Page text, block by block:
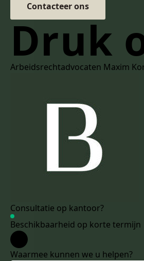
Contacteer ons
Druk
Arbeidsrechtadvocaten Maxim
Consultatie op kantoor?
Beschikbaarheid op korte termijn
Waarmee kunnen we u helpen?